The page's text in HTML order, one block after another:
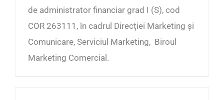
de administrator financiar grad I (S), cod
COR 263111, în cadrul Direcției Marketing și
Comunicare, Serviciul Marketing, Biroul
Marketing Comercial.